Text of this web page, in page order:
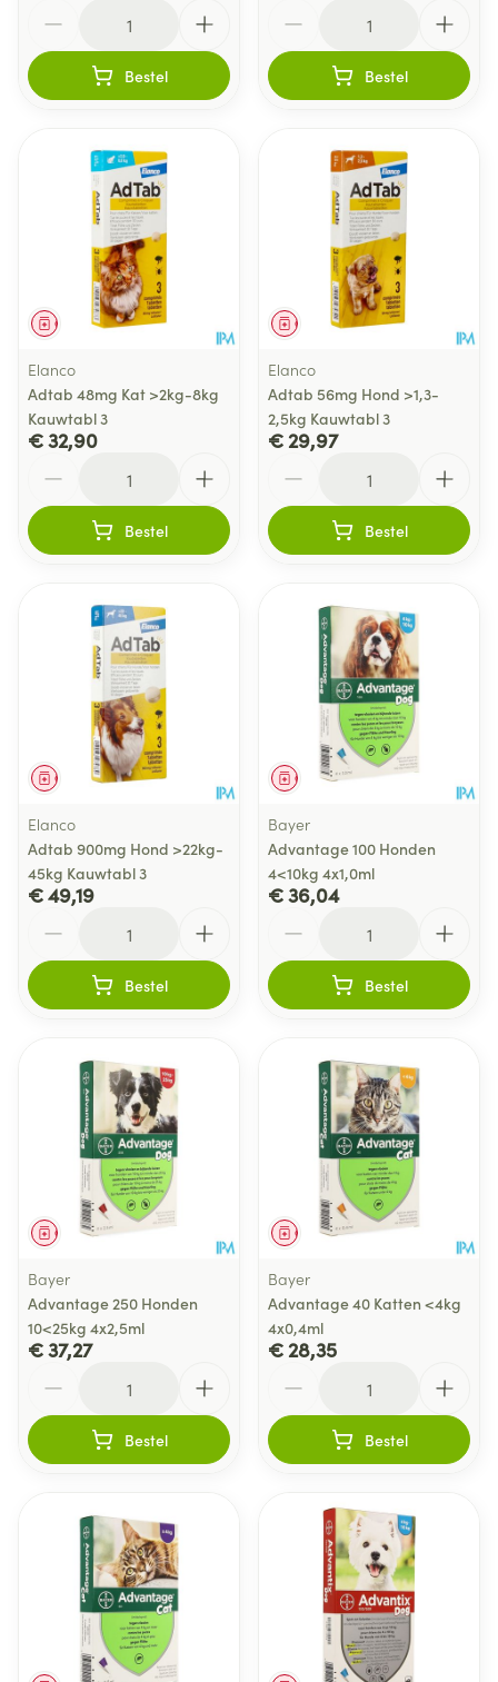
Bestel Bestel
Geneesmiddel
Elanco
Adtab 48mg Kat >2kg-8kg
Kauwtabl 3
€ 32,90
Bestel
Geneesmiddel
Elanco
Adtab 56mg Hond >1,3-
2,5kg Kauwtabl 3
€ 29,97
Bestel
Geneesmiddel
Elanco
Adtab 900mg Hond >22kg-
45kg Kauwtabl 3
€ 49,19
Bestel
Geneesmiddel
Bayer
Advantage 100 Honden
4<10kg 4x1,0ml
€ 36,04
Bestel
Geneesmiddel
Bayer
Advantage 250 Honden
10<25kg 4x2,5ml
€ 37,27
Bestel
Geneesmiddel
Bayer
Advantage 40 Katten <4kg
4x0,4ml
€ 28,35
Bestel